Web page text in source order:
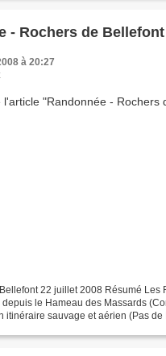
- Rochers de
à 20:27
22 juillet 2008 Résumé Les
le Hameau des Massards
itinéraire sauvage et aérien (Pas de